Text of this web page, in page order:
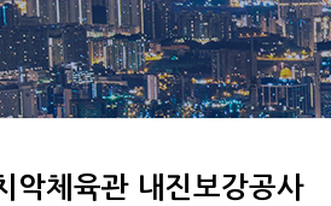
악체육관 내진보강공사